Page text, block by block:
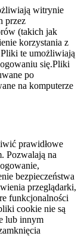
witrynie
przez
(takich jak
korzystania z
te umożliwiają
się.Pliki
po
na komputerze
prawidłowe
Pozwalają na
bezpieczeństwa
przeglądarki,
funkcjonalności
cookie nie są
lub innym